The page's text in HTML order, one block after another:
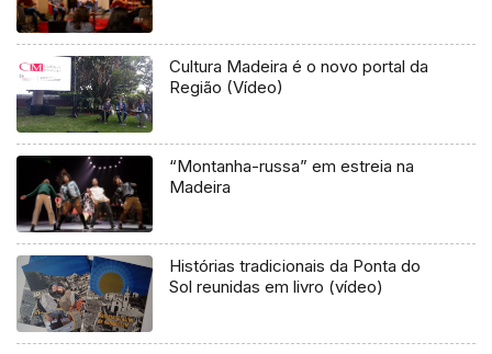
Cultura Madeira é o novo portal da
Região (Vídeo)
“Montanha-russa” em estreia na
Madeira
Histórias tradicionais da Ponta do
Sol reunidas em livro (vídeo)